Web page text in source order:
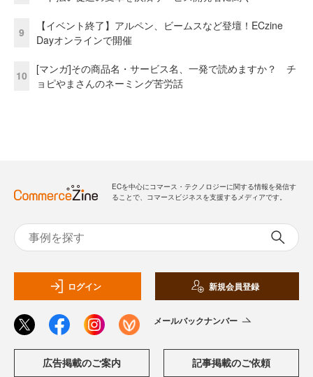
9
【イベント終了】アルペン、ビームスなど登壇！ECzine
Dayオンラインで開催
10
[マンガ]その商品名・サービス名、一発で読めますか？ チ
ョピやまさんのネーミング苦労話
ECを中心にコマース・テクノロジーに関する情報を発信す
ることで、コマースビジネスを支援するメディアです。
ログイン 新規会員登録
メールバックナンバー
広告掲載のご案内 記事掲載のご依頼